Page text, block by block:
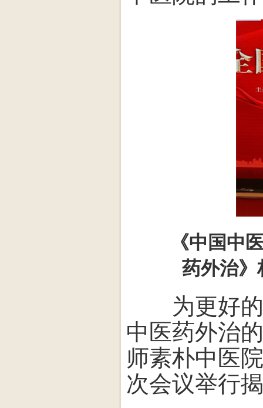
《中国中医
药外治》
为更好的
中医药外治
师素朴中医
次会议举行